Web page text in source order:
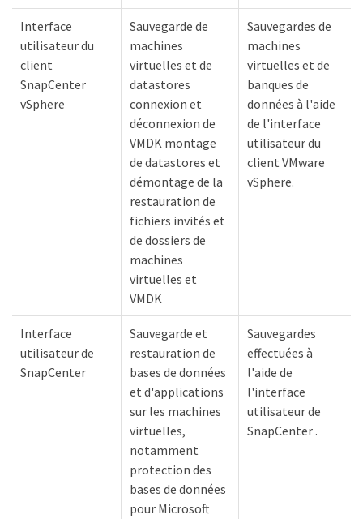
Interface
utilisateur du
client
SnapCenter
vSphere
Sauvegarde de
machines
virtuelles et de
datastores
connexion et
déconnexion de
VMDK montage
de datastores et
démontage de la
restauration de
fichiers invités et
de dossiers de
machines
virtuelles et
VMDK
Sauvegardes de
machines
virtuelles et de
banques de
données à l'aide
de l'interface
utilisateur du
client VMware
vSphere.
Interface
utilisateur de
SnapCenter
Sauvegarde et
restauration de
bases de données
et d'applications
sur les machines
virtuelles,
notamment
protection des
bases de données
pour Microsoft
Sauvegardes
effectuées à
l'aide de
l'interface
utilisateur de
SnapCenter .